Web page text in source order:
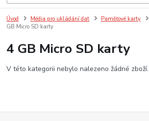
Úvod Média pro ukládání dat Paměťové karty
GB Micro SD karty
4 GB Micro SD karty
V této kategorii nebylo nalezeno žádné zboží.